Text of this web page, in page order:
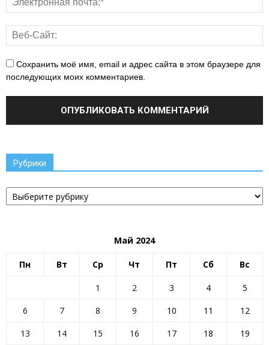
Сохранить моё имя, email и адрес сайта в этом браузере для
последующих моих комментариев.
Рубрики
Рубрики
Май 2024
Пн Вт Ср Чт Пт Сб Вс
1 2 3 4
5
6
7 8 9 10 11
12
13
14 15 16 17 18
19